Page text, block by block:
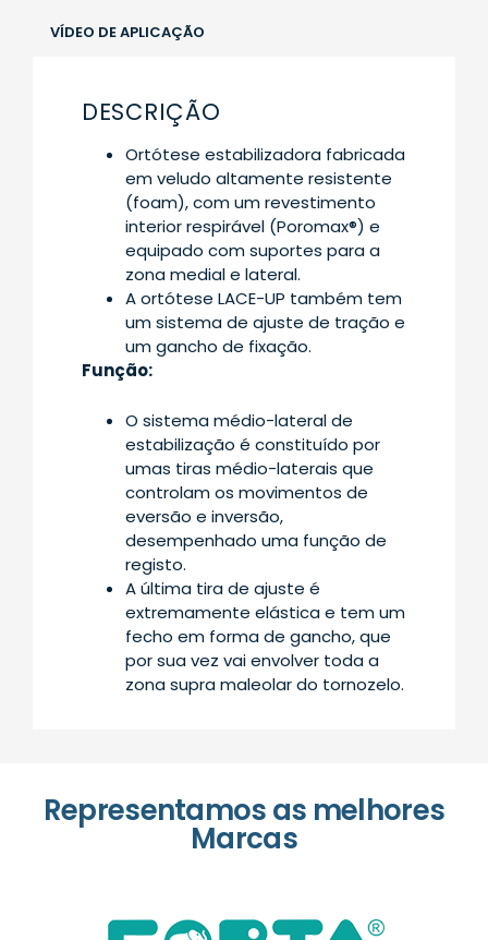
VÍDEO DE APLICAÇÃO
DESCRIÇÃO
Ortótese estabilizadora fabricada
em veludo altamente resistente
(foam), com um revestimento
interior respirável (Poromax®) e
equipado com suportes para a
zona medial e lateral.
A ortótese LACE-UP também tem
um sistema de ajuste de tração e
um gancho de fixação.
Função:
O sistema médio-lateral de
estabilização é constituído por
umas tiras médio-laterais que
controlam os movimentos de
eversão e inversão,
desempenhado uma função de
registo.
A última tira de ajuste é
extremamente elástica e tem um
fecho em forma de gancho, que
por sua vez vai envolver toda a
zona supra maleolar do tornozelo.
Representamos as melhores
Marcas